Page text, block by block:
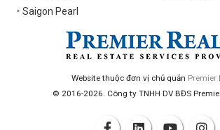
Saigon Pearl
Website thuộc đơn vị chủ quản Premier
© 2016-2026. Công ty TNHH DV BĐS